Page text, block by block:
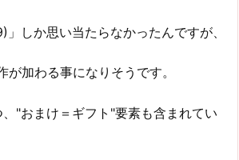
」しか思い当たらなかったんですが、
が加わる事になりそうです。
"おまけ＝ギフト"要素も含まれてい